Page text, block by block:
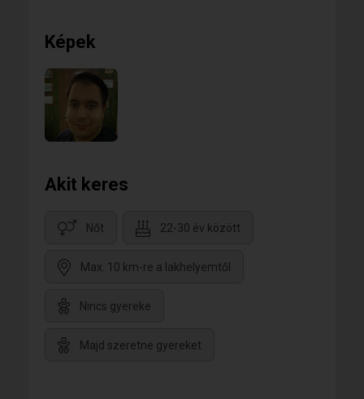
Képek
Akit keres
Nőt 22-30 év között
Max. 10 km-re a lakhelyemtől
Nincs gyereke
Majd szeretne gyereket